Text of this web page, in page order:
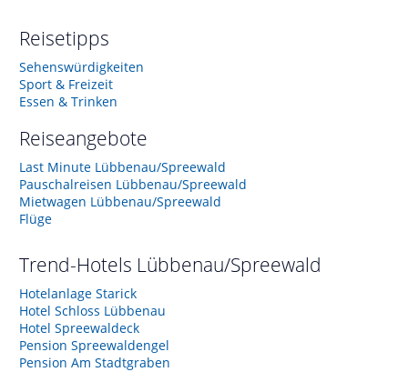
Reisetipps
Sehenswürdigkeiten
Sport & Freizeit
Essen & Trinken
Reiseangebote
Last Minute Lübbenau/Spreewald
Pauschalreisen Lübbenau/Spreewald
Mietwagen Lübbenau/Spreewald
Flüge
Trend-Hotels Lübbenau/Spreewald
Hotelanlage Starick
Hotel Schloss Lübbenau
Hotel Spreewaldeck
Pension Spreewaldengel
Pension Am Stadtgraben